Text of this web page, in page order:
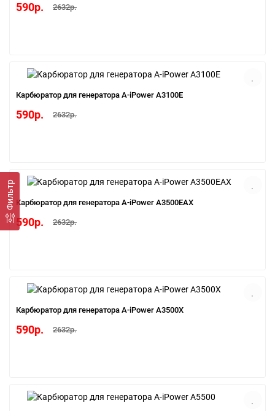
Фильтр
590р. 2632р.
Карбюратор для генератора A-iPower A3100E
590р. 2632р.
Карбюратор для генератора A-iPower A3500EAX
590р. 2632р.
Карбюратор для генератора A-iPower A3500X
590р. 2632р.